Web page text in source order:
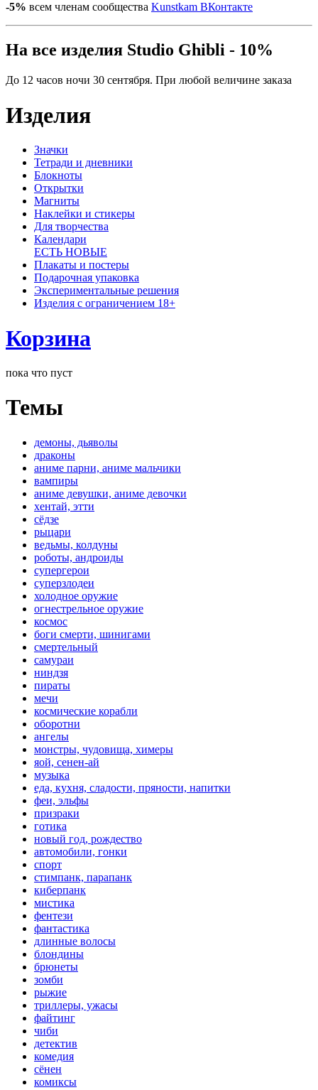
-5% всем членам сообщества Kunstkam ВКонтакте
На все изделия Studio Ghibli - 10%
До 12 часов ночи 30 сентября. При любой величине заказа
Изделия
Значки
Тетради и дневники
Блокноты
Открытки
Магниты
Наклейки и стикеры
Для творчества
Календари
ЕСТЬ НОВЫЕ
Плакаты и постеры
Подарочная упаковка
Экспериментальные решения
Изделия с ограничением 18+
Корзина
пока что пуст
Темы
демоны, дьяволы
драконы
аниме парни, аниме мальчики
вампиры
аниме девушки, аниме девочки
хентай, этти
сёдзе
рыцари
ведьмы, колдуны
роботы, андроиды
супергерои
суперзлодеи
холодное оружие
огнестрельное оружие
космос
боги смерти, шинигами
смертельный
самураи
ниндзя
пираты
мечи
космические корабли
оборотни
ангелы
монстры, чудовища, химеры
яой, сенен-ай
музыка
еда, кухня, сладости, пряности, напитки
феи, эльфы
призраки
готика
новый год, рождество
автомобили, гонки
спорт
стимпанк, парапанк
киберпанк
мистика
фентези
фантастика
длинные волосы
блондины
брюнеты
зомби
рыжие
триллеры, ужасы
файтинг
чиби
детектив
комедия
сёнен
комиксы